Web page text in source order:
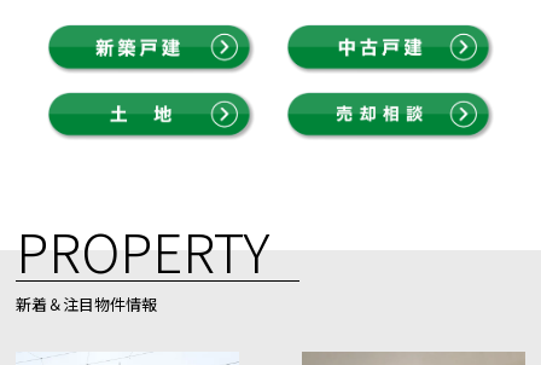
PROPERTY
新着＆注目物件情報